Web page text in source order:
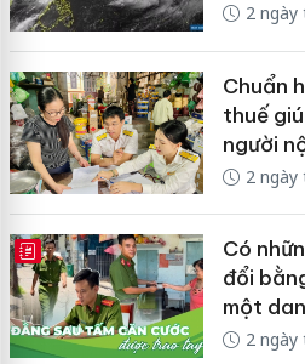
2
Chuẩn
thuế
người
2
E-MAGAZINE
Có
đổi
một
2